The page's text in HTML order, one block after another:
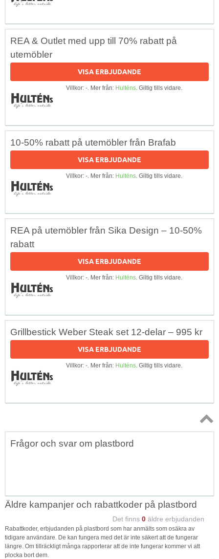
REA & Outlet med upp till 70% rabatt på
utemöbler
VISA ERBJUDANDE
Villkor: -. Mer från: Hulténs. Giltig tills vidare.
10-50% rabatt på utemöbler från Brafab
VISA ERBJUDANDE
Villkor: -. Mer från: Hulténs. Giltig tills vidare.
REA på utemöbler från Sika Design – 10-50%
rabatt
VISA ERBJUDANDE
Villkor: -. Mer från: Hulténs. Giltig tills vidare.
Grillbestick Weber Steak set 12-delar – 995 kr
VISA ERBJUDANDE
Villkor: -. Mer från: Hulténs. Giltig tills vidare.
Topp
Frågor och svar om plastbord
Äldre kampanjer och rabattkoder på plastbord
Det finns 0 äldre erbjudanden
Rabattkoder, erbjudanden på plastbord som har anmälts som osäkra av
tidigare användare. De kan fungera med det är inte säkert att de fungerar
längre. Om tillräckligt många rapporterar att de inte fungerar kommer vi att
plocka bort dem.